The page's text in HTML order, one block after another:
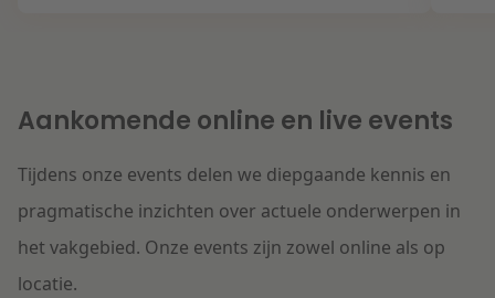
Aankomende online en live events
Tijdens onze events delen we diepgaande kennis en
pragmatische inzichten over actuele onderwerpen in
het vakgebied. Onze events zijn zowel online als op
locatie.